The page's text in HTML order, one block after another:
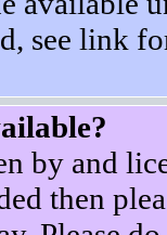
see link
by and
then